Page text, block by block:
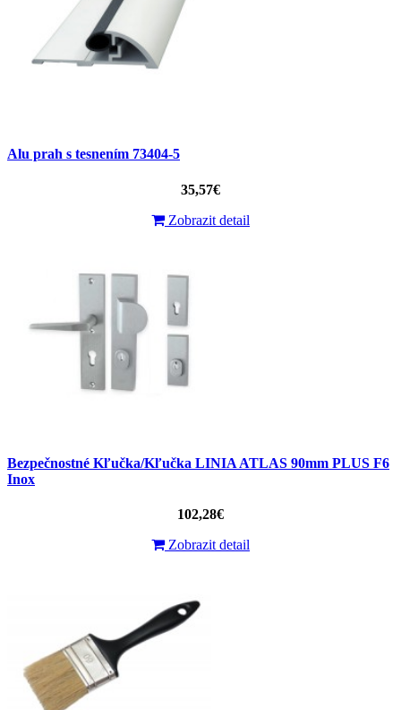
Alu prah s tesnením 73404-5
35,57€
Zobrazit detail
Bezpečnostné Kľučka/Kľučka LINIA ATLAS 90mm PLUS F6
Inox
102,28€
Zobrazit detail